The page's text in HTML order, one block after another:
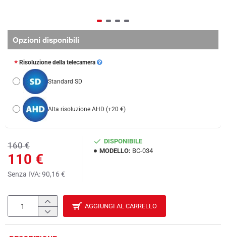
110 €
160 €
Senza IVA: 90,16 €
DISPONIBILE
MODELLO: BC-034
Opzioni disponibili
Risoluzione della telecamera
Standard SD
Alta risoluzione AHD (+20 €)
AGGIUNGI AL CARRELLO